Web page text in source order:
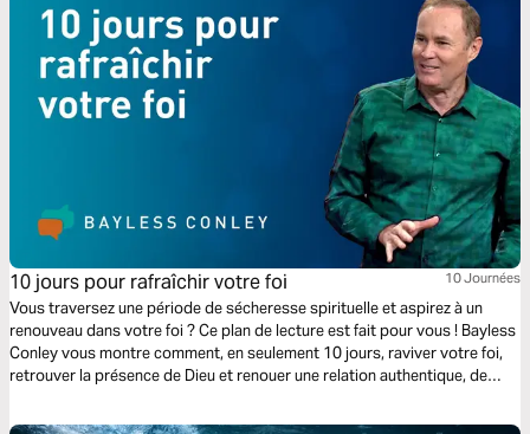
10 jours pour rafraîchir votre foi 10 Journées
Vous traversez une période de sécheresse spirituelle et aspirez à un
renouveau dans votre foi ? Ce plan de lecture est fait pour vous ! Bayless
Conley vous montre comment, en seulement 10 jours, raviver votre foi,
retrouver la présence de Dieu et renouer une relation authentique, de